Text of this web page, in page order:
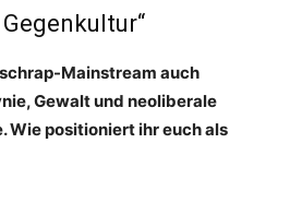
Mainstream auch
Gewalt und neoliberale
Wie positioniert ihr euch als